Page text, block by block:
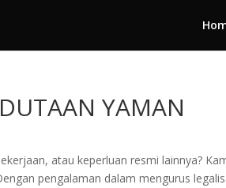
YAMAN
atau keperluan resmi lainnya?
pengalaman dalam mengurus